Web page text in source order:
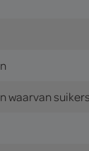
waarvan suikers